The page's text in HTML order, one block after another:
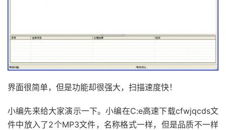
界面很简单，但是功能却很强大，扫描速度快！
小编先来给大家演示一下。小编在C:e高速下载cfwjqcds文
件中放入了2个MP3文件，名称格式一样，但是品质不一样